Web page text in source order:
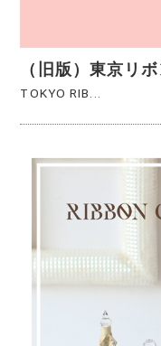
（旧版）東京リ
TOKYO RIB...